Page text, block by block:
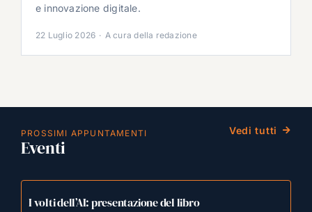
e innovazione digitale.
22 Luglio 2026 · A cura della redazione
PROSSIMI APPUNTAMENTI
Eventi
Vedi tutti
I volti dell’AI: presentazione del libro